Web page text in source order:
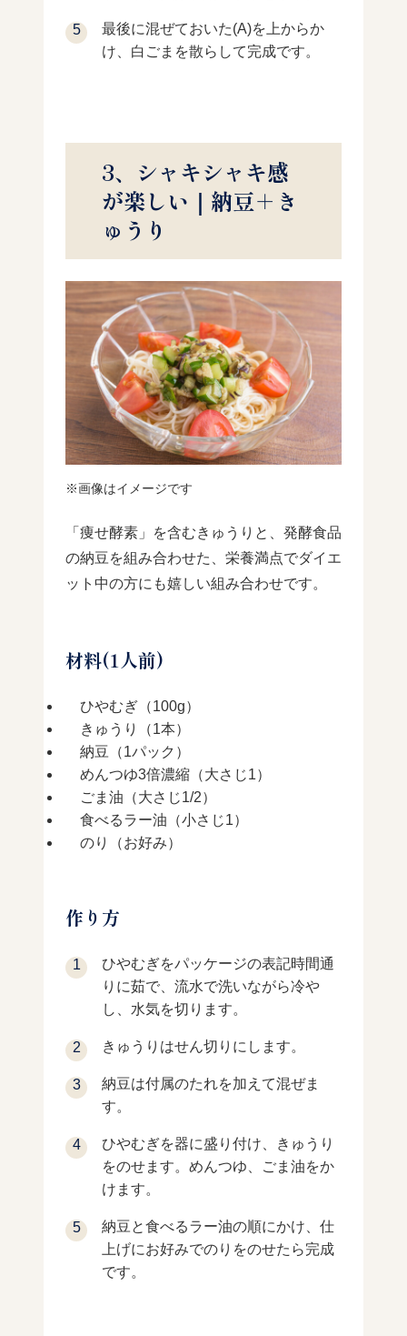
最後に混ぜておいた(A)を上からか
け、白ごまを散らして完成です。
3、シャキシャキ感
が楽しい｜納豆＋き
ゅうり
※画像はイメージです
「痩せ酵素」を含むきゅうりと、発酵食品
の納豆を組み合わせた、栄養満点でダイエ
ット中の方にも嬉しい組み合わせです。
材料(1人前)
ひやむぎ（100g）
きゅうり（1本）
納豆（1パック）
めんつゆ3倍濃縮（大さじ1）
ごま油（大さじ1/2）
食べるラー油（小さじ1）
のり（お好み）
作り方
ひやむぎをパッケージの表記時間通
りに茹で、流水で洗いながら冷や
し、水気を切ります。
きゅうりはせん切りにします。
納豆は付属のたれを加えて混ぜま
す。
ひやむぎを器に盛り付け、きゅうり
をのせます。めんつゆ、ごま油をか
けます。
納豆と食べるラー油の順にかけ、仕
上げにお好みでのりをのせたら完成
です。